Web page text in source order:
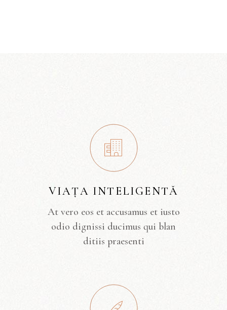
VIAȚA INTELIGENTĂ
At vero eos et accusamus et iusto
odio dignissi ducimus qui blan
ditiis praesenti